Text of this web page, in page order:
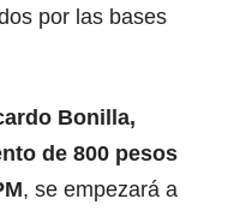
por las bases
Bonilla,
de 800 pesos
, se empezará a